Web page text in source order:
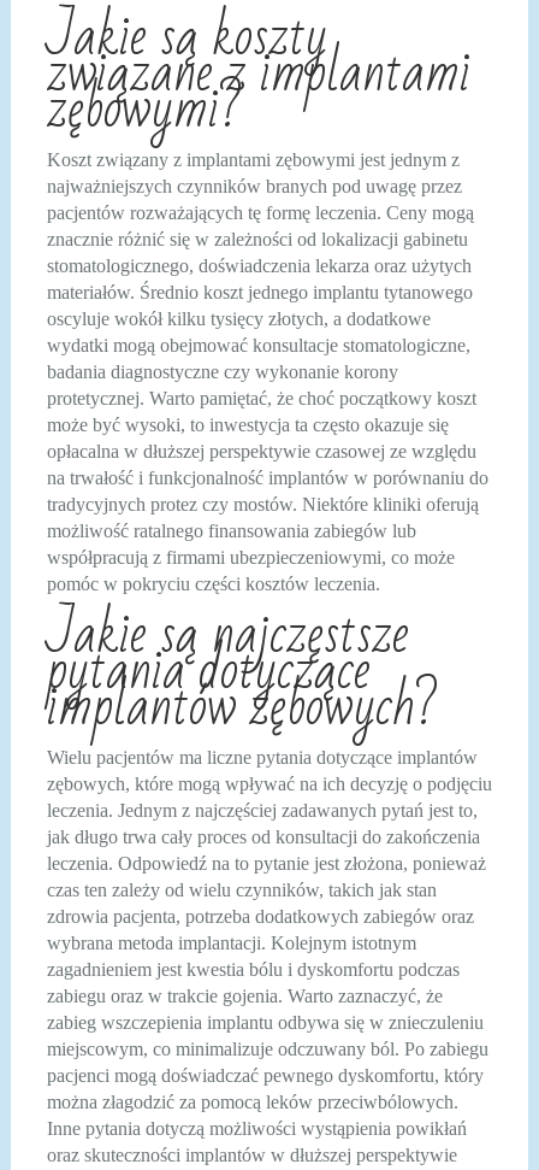
Jakie są koszty
związane z implantami
zębowymi?
Koszt związany z implantami zębowymi jest jednym z
najważniejszych czynników branych pod uwagę przez
pacjentów rozważających tę formę leczenia. Ceny mogą
znacznie różnić się w zależności od lokalizacji gabinetu
stomatologicznego, doświadczenia lekarza oraz użytych
materiałów. Średnio koszt jednego implantu tytanowego
oscyluje wokół kilku tysięcy złotych, a dodatkowe
wydatki mogą obejmować konsultacje stomatologiczne,
badania diagnostyczne czy wykonanie korony
protetycznej. Warto pamiętać, że choć początkowy koszt
może być wysoki, to inwestycja ta często okazuje się
opłacalna w dłuższej perspektywie czasowej ze względu
na trwałość i funkcjonalność implantów w porównaniu do
tradycyjnych protez czy mostów. Niektóre kliniki oferują
możliwość ratalnego finansowania zabiegów lub
współpracują z firmami ubezpieczeniowymi, co może
pomóc w pokryciu części kosztów leczenia.
Jakie są najczęstsze
pytania dotyczące
implantów zębowych?
Wielu pacjentów ma liczne pytania dotyczące implantów
zębowych, które mogą wpływać na ich decyzję o podjęciu
leczenia. Jednym z najczęściej zadawanych pytań jest to,
jak długo trwa cały proces od konsultacji do zakończenia
leczenia. Odpowiedź na to pytanie jest złożona, ponieważ
czas ten zależy od wielu czynników, takich jak stan
zdrowia pacjenta, potrzeba dodatkowych zabiegów oraz
wybrana metoda implantacji. Kolejnym istotnym
zagadnieniem jest kwestia bólu i dyskomfortu podczas
zabiegu oraz w trakcie gojenia. Warto zaznaczyć, że
zabieg wszczepienia implantu odbywa się w znieczuleniu
miejscowym, co minimalizuje odczuwany ból. Po zabiegu
pacjenci mogą doświadczać pewnego dyskomfortu, który
można złagodzić za pomocą leków przeciwbólowych.
Inne pytania dotyczą możliwości wystąpienia powikłań
oraz skuteczności implantów w dłuższej perspektywie